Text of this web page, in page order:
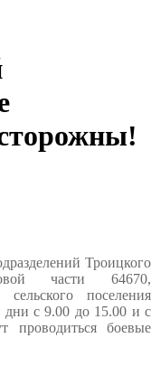
Троицкого
части 64670,
поселения
дни с 9.00 до 15.00 и с
проводиться боевые